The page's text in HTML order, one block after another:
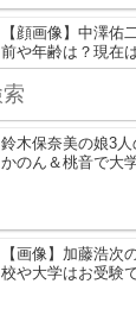
【顔画像】中澤佑
前や年齢は？現在
鈴木保奈美の娘3
かのん＆桃音で大
【画像】加藤浩次
校や大学はお受験